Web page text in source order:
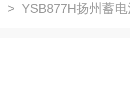
> YSB877H扬州蓄